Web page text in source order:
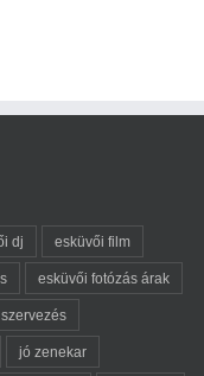
dj esküvői film
esküvői fotózás árak
jó zenekar